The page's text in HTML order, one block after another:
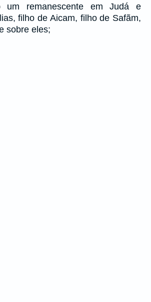
um remanescente em Judá e
filho de Aicam, filho de Safãm,
sobre eles;